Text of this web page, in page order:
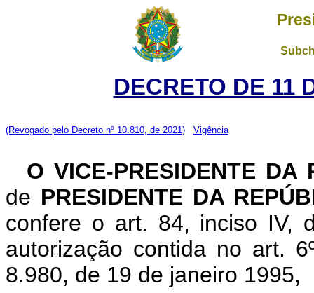
DECRETO DE 11
(Revogado pelo Decreto nº 10.810, de 2021) Vigência
O VICE-PRESIDENTE DA
de PRESIDENTE DA
confere o art. 84, inciso IV,
autorização contida no art.
8.980, de 19 de janeiro 1995,